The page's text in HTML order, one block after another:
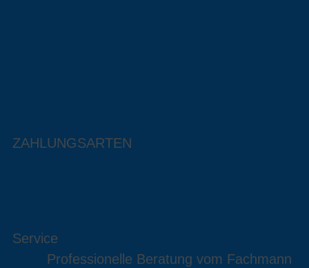
ZAHLUNGSARTEN
Service
Professionelle Beratung vom Fachmann